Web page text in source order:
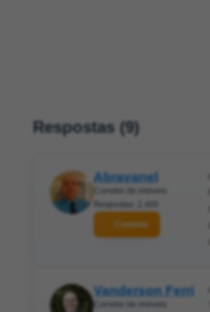
Respostas (9)
Abravanel
Contatar
Vanderson Ferri